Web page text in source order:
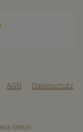
AGB
Datenschutz
GmbH